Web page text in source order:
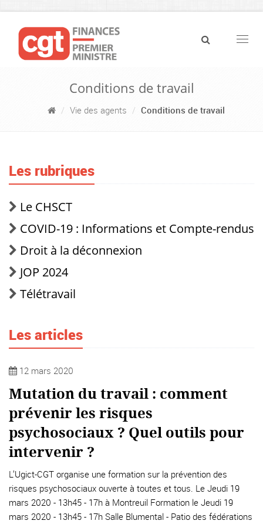
Conditions de travail
Vie des agents Conditions de travail
Les rubriques
Le CHSCT
COVID-19 : Informations et Compte-rendus
Droit à la déconnexion
JOP 2024
Télétravail
Les articles
12 mars 2020
Mutation du travail : comment
prévenir les risques
psychosociaux ? Quel outils pour
intervenir ?
L’Ugict-CGT organise une formation sur la prévention des
risques psychosociaux ouverte à toutes et tous. Le Jeudi 19
mars 2020 - 13h45 - 17h à Montreuil Formation le Jeudi 19
mars 2020 - 13h45 - 17h Salle Blumental - Patio des fédérations